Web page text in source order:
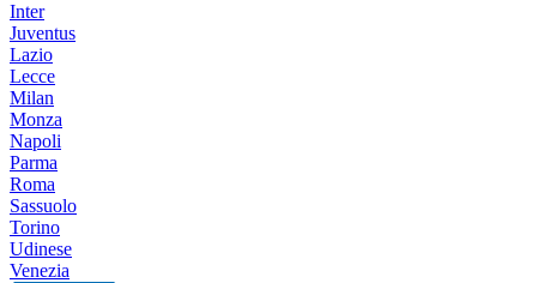
Inter
Juventus
Lazio
Lecce
Milan
Monza
Napoli
Parma
Roma
Sassuolo
Torino
Udinese
Venezia